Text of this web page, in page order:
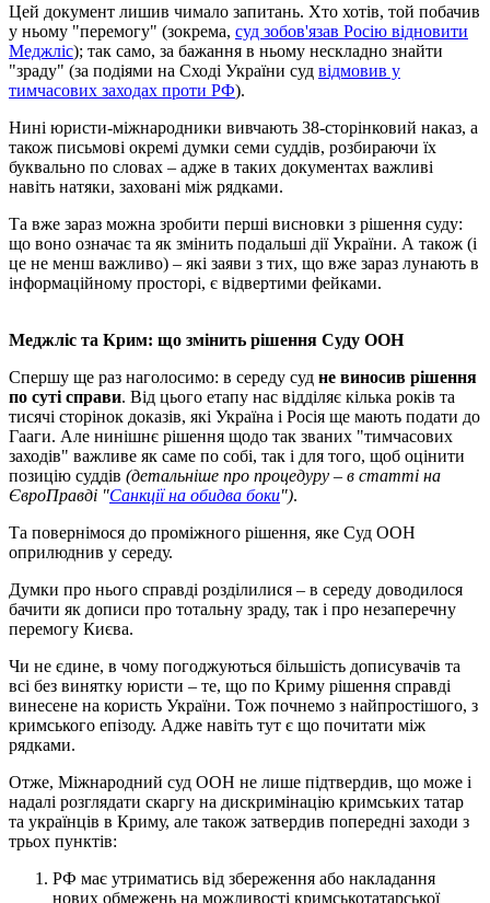
Цей документ лишив чимало запитань. Хто хотів, той побачив
у ньому "перемогу" (зокрема, суд зобов'язав Росію відновити
Меджліс); так само, за бажання в ньому нескладно знайти
"зраду" (за подіями на Сході України суд відмовив у
тимчасових заходах проти РФ).
Нині юристи-міжнародники вивчають 38-сторінковий наказ, а
також письмові окремі думки семи суддів, розбираючи їх
буквально по словах – адже в таких документах важливі
навіть натяки, заховані між рядками.
Та вже зараз можна зробити перші висновки з рішення суду:
що воно означає та як змінить подальші дії України. А також (і
це не менш важливо) – які заяви з тих, що вже зараз лунають в
інформаційному просторі, є відвертими фейками.
Меджліс та Крим: що змінить рішення Суду ООН
Спершу ще раз наголосимо: в середу суд не виносив рішення
по суті справи. Від цього етапу нас відділяє кілька років та
тисячі сторінок доказів, які Україна і Росія ще мають подати до
Гааги. Але нинішнє рішення щодо так званих "тимчасових
заходів" важливе як саме по собі, так і для того, щоб оцінити
позицію суддів (детальніше про процедуру – в статті на
ЄвроПравді "Санкції на обидва боки").
Та повернімося до проміжного рішення, яке Суд ООН
оприлюднив у середу.
Думки про нього справді розділилися – в середу доводилося
бачити як дописи про тотальну зраду, так і про незаперечну
перемогу Києва.
Чи не єдине, в чому погоджуються більшість дописувачів та
всі без винятку юристи – те, що по Криму рішення справді
винесене на користь України. Тож почнемо з найпростішого, з
кримського епізоду. Адже навіть тут є що почитати між
рядками.
Отже, Міжнародний суд ООН не лише підтвердив, що може і
надалі розглядати скаргу на дискримінацію кримських татар
та українців в Криму, але також затвердив попередні заходи з
трьох пунктів:
РФ має утриматись від збереження або накладання
нових обмежень на можливості кримськотатарської